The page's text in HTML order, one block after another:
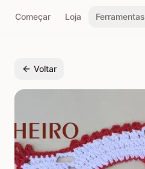
Começar Loja Ferramentas
Voltar